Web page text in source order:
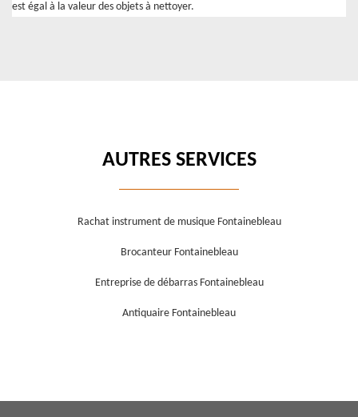
est égal à la valeur des objets à nettoyer.
AUTRES SERVICES
Rachat instrument de musique Fontainebleau
Brocanteur Fontainebleau
Entreprise de débarras Fontainebleau
Antiquaire Fontainebleau